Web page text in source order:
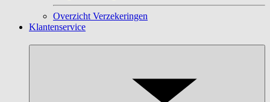
Overzicht Verzekeringen
Klantenservice